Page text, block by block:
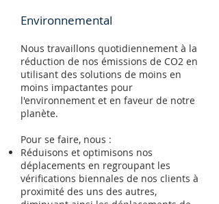
Environnemental
Nous travaillons quotidiennement à la
réduction de nos émissions de CO2 en
utilisant des solutions de moins en
moins impactantes pour
l'environnement et en faveur de notre
planète.
Pour se faire, nous :
Réduisons et optimisons nos
déplacements en regroupant les
vérifications biennales de nos clients à
proximité des uns des autres,